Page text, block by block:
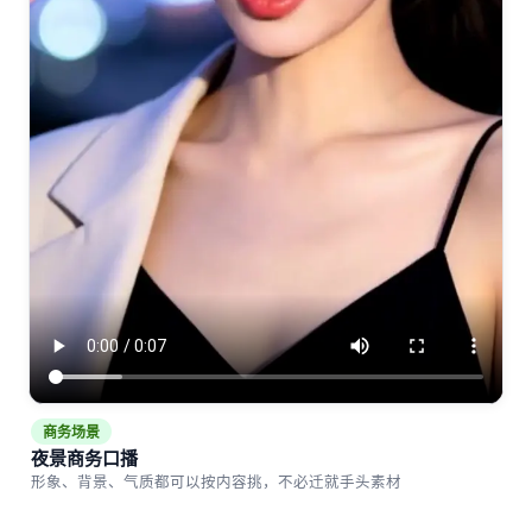
商务场景
夜景商务口播
形象、背景、气质都可以按内容挑，不必迁就手头素材